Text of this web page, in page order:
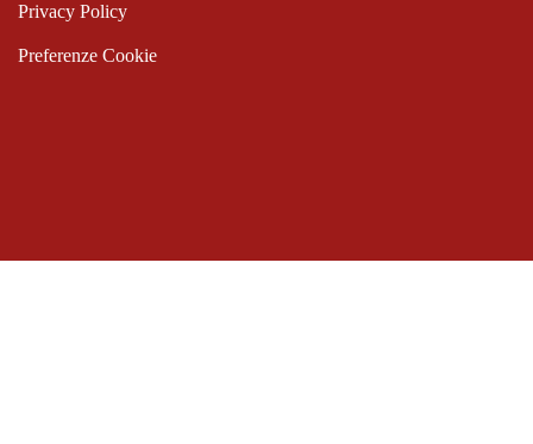
Privacy Policy
Preferenze Cookie